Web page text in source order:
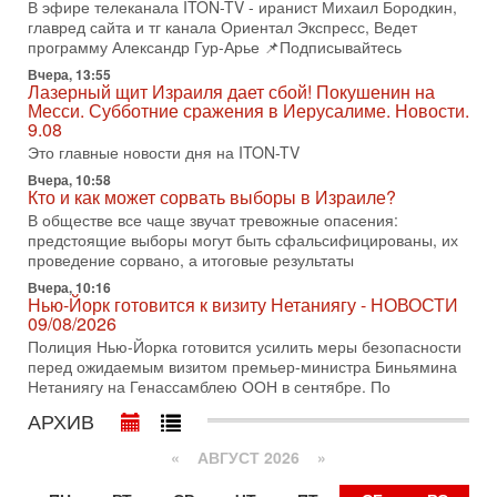
В этом выпуске мы разбираем одну из самых тревожных
тем израильской политики. Известно, что израильская
Служба общей безопасности (ШАБАК) создала
3-08-2026, 08:32
Трамп и Иран: последний шанс - НОВОСТИ
03/08/2026
Президент США Дональд Трамп объявил о возобновлении
переговоров с Ираном, но Тегеран пока не подтвердил
готовность к диалогу. По словам американского
2-08-2026, 08:42
Трамп отменил удар по Ирану - НОВОСТИ
02/08/2026
Президент США Дональд Трамп сегодня заявил об отмене
подготовленного удара по Ирану после обращений
Тегерана и других стран региона. По его словам,
1-08-2026, 17:50
«Русский голос» Израиля: кто заберет его на этот
раз?
меняли политический ландшафт Израиля. Достаточно
В эфире телеканала ITON-TV - иранист Михаил Бородкин,
главред сайта и тг канала Ориентал Экспресс, Ведет
программу Александр Гур-Арье 📌Подписывайтесь
Вчера, 13:55
Лазерный щит Израиля дает сбой! Покушенин на
Месси. Субботние сражения в Иерусалиме. Новости.
9.08
Это главные новости дня на ITON-TV
Вчера, 10:58
Кто и как может сорвать выборы в Израиле?
В обществе все чаще звучат тревожные опасения:
предстоящие выборы могут быть сфальсифицированы, их
проведение сорвано, а итоговые результаты
Вчера, 10:16
Нью-Йорк готовится к визиту Нетаниягу - НОВОСТИ
09/08/2026
Полиция Нью-Йорка готовится усилить меры безопасности
перед ожидаемым визитом премьер-министра Биньямина
Нетаниягу на Генассамблею ООН в сентябре. По
АРХИВ
« АВГУСТ 2026 »